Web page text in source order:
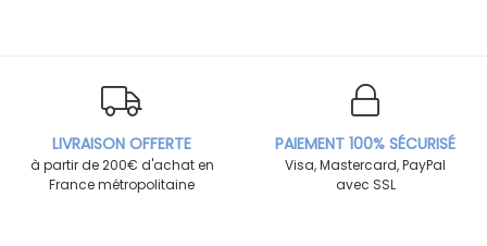
LIVRAISON OFFERTE
à partir de 200€ d'achat en
France métropolitaine
PAIEMENT 100% SÉCURISÉ
Visa, Mastercard, PayPal
avec SSL